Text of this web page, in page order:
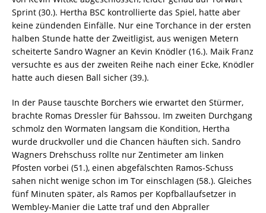
Sprint (30.). Hertha BSC kontrollierte das Spiel, hatte aber
keine zündenden Einfälle. Nur eine Torchance in der ersten
halben Stunde hatte der Zweitligist, aus wenigen Metern
scheiterte Sandro Wagner an Kevin Knödler (16.). Maik Franz
versuchte es aus der zweiten Reihe nach einer Ecke, Knödler
hatte auch diesen Ball sicher (39.).
In der Pause tauschte Borchers wie erwartet den Stürmer,
brachte Romas Dressler für Bahssou. Im zweiten Durchgang
schmolz den Wormaten langsam die Kondition, Hertha
wurde druckvoller und die Chancen häuften sich. Sandro
Wagners Drehschuss rollte nur Zentimeter am linken
Pfosten vorbei (51.), einen abgefälschten Ramos-Schuss
sahen nicht wenige schon im Tor einschlagen (58.). Gleiches
fünf Minuten später, als Ramos per Kopfballaufsetzer in
Wembley-Manier die Latte traf und den Abpraller